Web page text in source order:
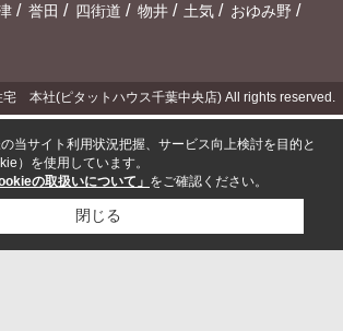
/ 誉田 / 四街道 / 物井 / 土気 / おゆみ野 /
宅 本社(ピタットハウス千葉中央店) All rights reserved.
当サイト利用状況把握、サービス向上検討を目的と
）を使用しています。
の取扱いについて」 をご確認ください。
閉じる